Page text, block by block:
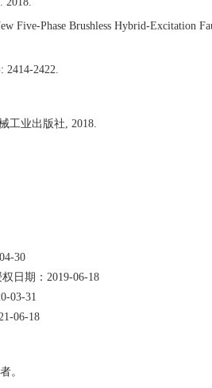
Five-Phase Brushless Hybrid-Excitation
2414-2422.
工业出版社, 2018.
30
日期： 2019-06-18
03-31
06-18
。